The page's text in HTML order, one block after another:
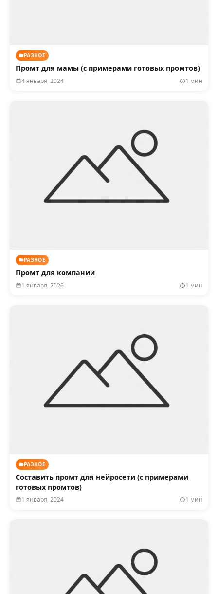
РАЗНОЕ
Промт для мамы (с примерами готовых промтов)
4 января, 2024 1 мин
РАЗНОЕ
Промт для компании
1 января, 2026 1 мин
РАЗНОЕ
Составить промт для нейросети (с примерами
готовых промтов)
1 января, 2024 1 мин